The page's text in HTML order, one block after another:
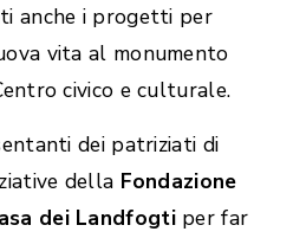
anche i progetti per
vita al monumento
civico e culturale.
dei patriziati di
della Fondazione
dei Landfogti per far